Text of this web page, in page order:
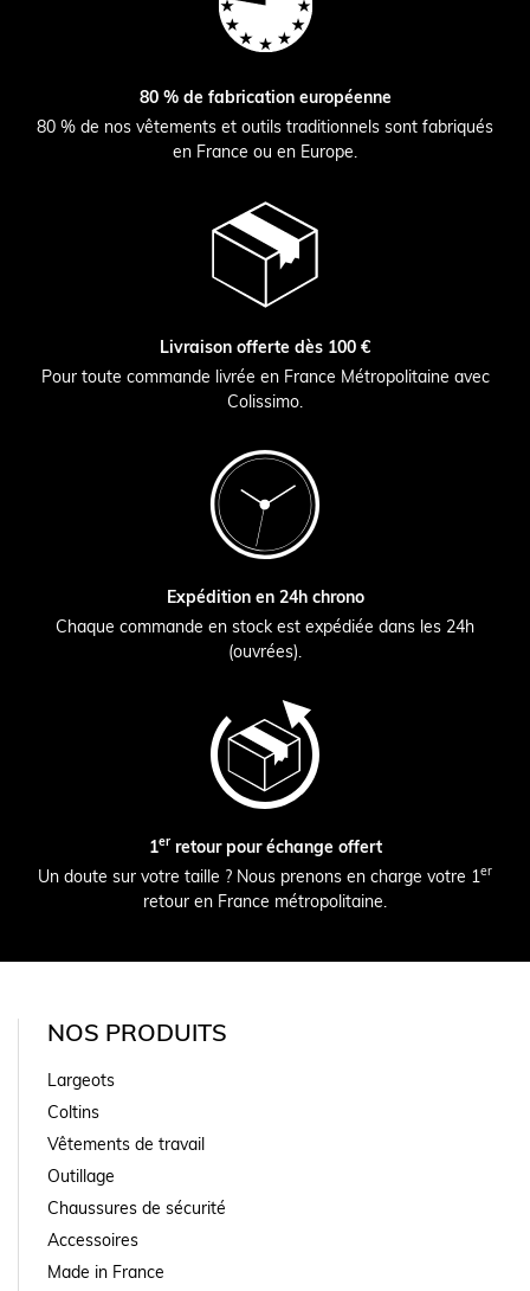
80 % de fabrication européenne
80 % de nos vêtements et outils traditionnels sont fabriqués
en France ou en Europe.
Livraison offerte dès 100 €
Pour toute commande livrée en France Métropolitaine avec
Colissimo.
Expédition en 24h chrono
Chaque commande en stock est expédiée dans les 24h
(ouvrées).
1erretour pour échange offert
Un doute sur votre taille ? Nous prenons en charge votre 1er
retour en France métropolitaine.
NOS PRODUITS
Largeots
Coltins
Vêtements de travail
Outillage
Chaussures de sécurité
Accessoires
Made in France